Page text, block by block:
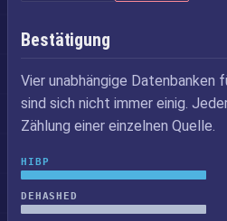
Bestätigung
Vier unabhängige Datenbanken
sind sich nicht immer einig.
Zählung einer einzelnen Quelle.
HIBP
DEHASHED